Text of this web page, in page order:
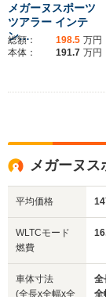
燃費
駆動方式
メガーヌスポーツ
ツアラー インテ
ン…
総額： 198.5 万円
本体：
191.7 万円
メガーヌス
平均価格
WLTCモード
燃費
車体寸法
(全長x全幅x全
全
全